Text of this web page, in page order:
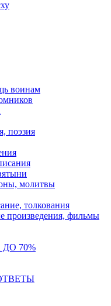
воинам
поэзия
молитвы
толкования
произведения, фильмы
70%